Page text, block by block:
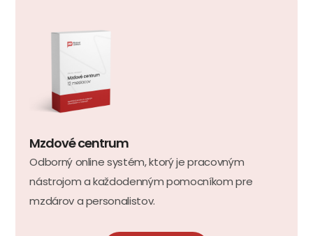
Mzdové centrum
Odborný online systém, ktorý je pracovným
nástrojom a každodenným pomocníkom pre
mzdárov a personalistov.